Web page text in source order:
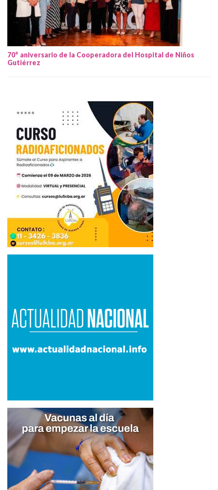
70° aniversario de la Cooperadora del Hospital de Niños
Gutiérrez